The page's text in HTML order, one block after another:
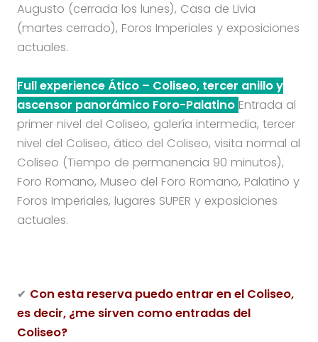
Augusto (cerrada los lunes), Casa de Livia
(martes cerrado), Foros Imperiales y exposiciones
actuales.
Full experience Ático – Coliseo, tercer anillo y
ascensor panorámico Foro-Palatino Entrada al
primer nivel del Coliseo, galería intermedia, tercer
nivel del Coliseo, ático del Coliseo, visita normal al
Coliseo (Tiempo de permanencia 90 minutos),
Foro Romano, Museo del Foro Romano, Palatino y
Foros Imperiales, lugares SUPER y exposiciones
actuales.
✔ Con esta reserva puedo entrar en el Coliseo,
es decir, ¿me sirven como entradas del
Coliseo?